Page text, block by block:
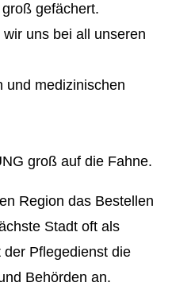
gefächert.
uns bei all unseren
und medizinischen
groß auf die Fahne.
Region das Bestellen
Stadt oft als
Pflegedienst die
Behörden an.